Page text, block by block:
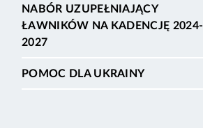
NABÓR UZUPEŁNIAJĄCY
ŁAWNIKÓW NA KADENCJĘ 2024-
2027
POMOC DLA UKRAINY